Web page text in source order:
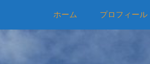
ホーム プロフィール